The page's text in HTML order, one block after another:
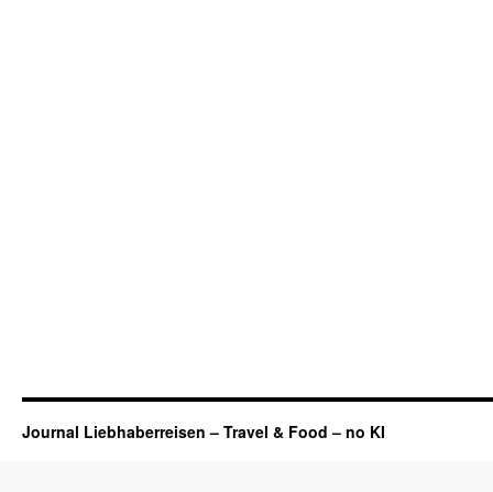
Journal Liebhaberreisen – Travel & Food – no KI